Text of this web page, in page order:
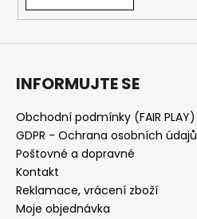
INFORMUJTE SE
Obchodní podmínky (FAIR PLAY)
GDPR - Ochrana osobních údajů
Poštovné a dopravné
Kontakt
Reklamace, vrácení zboží
Moje objednávka